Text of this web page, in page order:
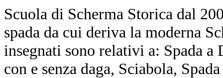
Scuola di Scherma Storica dal
spada da cui deriva la moderna
insegnati sono relativi a: Spada a
con e senza daga, Sciabola,